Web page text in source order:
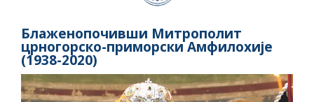
Блаженопочивши Митрополит
црногорско-приморски Амфилохије
(1938-2020)